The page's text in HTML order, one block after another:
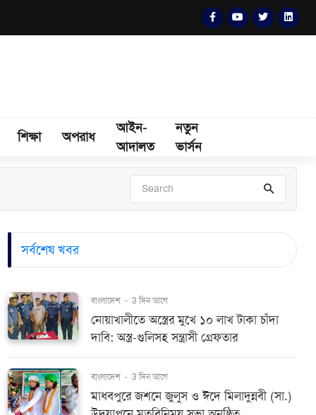
শিক্ষা অপরাধ
আইন-
আদালত
নতুন
ভার্সন
সর্বশেষ খবর
বাংলাদেশ - 3 দিন আগে
নোয়াখালীতে অস্ত্রের মুখে ১০ লাখ টাকা চাঁদা
দাবি: অস্ত্র-গুলিসহ সন্ত্রাসী গ্রেফতার
বাংলাদেশ - 3 দিন আগে
মাধবপুরে জশনে জুলুস ও ঈদে মিলাদুন্নবী (সা.)